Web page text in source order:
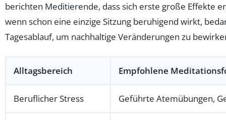
berichten Meditierende, dass sich erste große Effekte
wenn schon eine einzige Sitzung beruhigend wirkt,
Tagesablauf, um nachhaltige Veränderungen zu
Alltagsbereich Empfohlene
Beruflicher Stress Geführte Atemübungen,